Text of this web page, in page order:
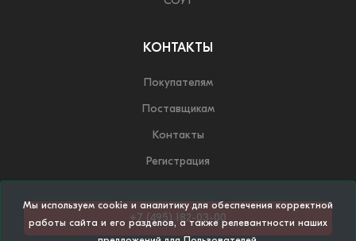
Мы используем cookie и аналитику для обеспечения корректной
работы сайта и его разделов, а также релевантности наших
КОНТАКТЫ
Покупателям
Поставщикам
Контакты
Регистрация
+7 (495) 182-03-00